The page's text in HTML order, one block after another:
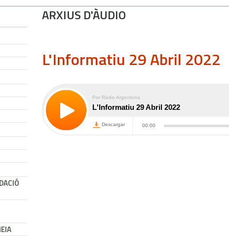
ARXIUS D'ÀUDIO
L'Informatiu 29 Abril 2022